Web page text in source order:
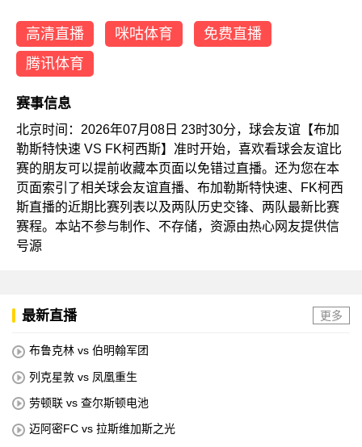
高清直播 咪咕体育
免费直播
腾讯体育
赛事信息
北京时间：2026年07月08日 23时30分，球会友谊【布加
勒斯特快速 VS FK柯西斯】准时开始，喜欢看球会友谊比
赛的朋友可以提前收藏本页面以免错过直播。还为您在本
页面索引了相关球会友谊直播、布加勒斯特快速、FK柯西
斯直播的近期比赛列表以及两队历史交锋、两队最新比赛
赛程。本站不参与制作、不存储，资源由热心网友提供信
号源
最新直播 更多
布鲁克林 vs 伯明翰军团
列克星敦 vs 凤凰重生
劳顿联 vs 查尔斯顿电池
迈阿密FC vs 拉斯维加斯之光